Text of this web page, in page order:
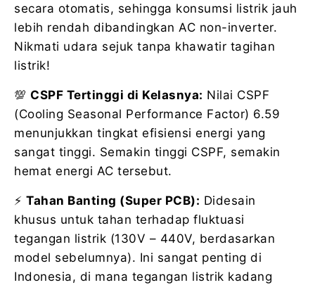
secara otomatis, sehingga konsumsi listrik jauh
lebih rendah dibandingkan AC non-inverter.
Nikmati udara sejuk tanpa khawatir tagihan
listrik!
💯 CSPF Tertinggi di Kelasnya: Nilai CSPF
(Cooling Seasonal Performance Factor) 6.59
menunjukkan tingkat efisiensi energi yang
sangat tinggi. Semakin tinggi CSPF, semakin
hemat energi AC tersebut.
⚡ Tahan Banting (Super PCB): Didesain
khusus untuk tahan terhadap fluktuasi
tegangan listrik (130V – 440V, berdasarkan
model sebelumnya). Ini sangat penting di
Indonesia, di mana tegangan listrik kadang